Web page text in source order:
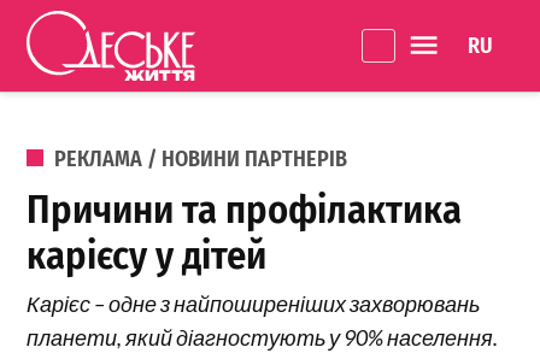
Перейти до вмісту
Життя
ОПУБЛІКОВАНО В
РЕКЛАМА / НОВИНИ ПАРТНЕРІВ
Причини та профілактика
карієсу у дітей
Карієс – одне з найпоширеніших захворювань
планети, який діагностують у 90% населення.